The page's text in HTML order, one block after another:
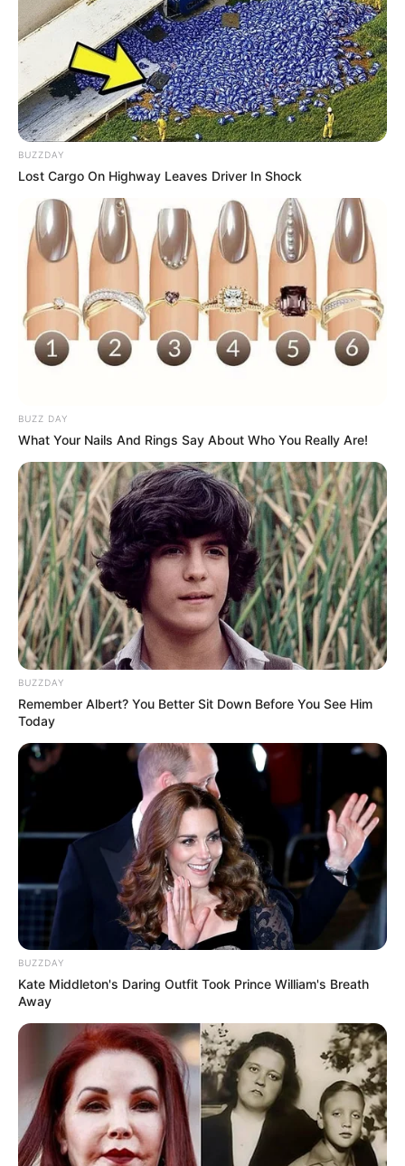
Langka Banget! 10 Pose Lucu
Katak yang Bikin Ketawa
Gemes
Ambyar! 10 Kalimat Baper
Pakai Bahasa Jawa Ini Bikin
Galau Abis
Fail! 10 Potret Makanan Gagal
Dimasak yang Bikin Kamu
Nggak Selera
10 Pose Manekin Anti
Mainstream yang Konyol
Banget
8 Kata Lucu Seputar Malam
Minggu ala Jomblo yang Bikin
Ngenes
10 Desain Kanopi Tempat
Tidur, Serasa Beristirahat di
Kamar Raja
BUZZDAY
Lost Cargo On Highway Leaves Driver In Shock
BUZZ DAY
What Your Nails And Rings Say About Who You Really Are!
BUZZDAY
Remember Albert? You Better Sit Down Before You See Him
Today
BUZZDAY
Kate Middleton's Daring Outfit Took Prince William's Breath
Away